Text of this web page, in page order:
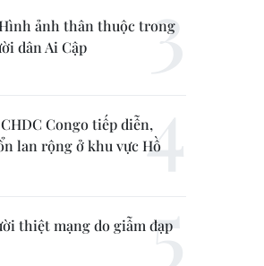
ảnh thân thuộc trong
dân Ai Cập
Congo tiếp diễn,
lan rộng ở khu vực Hồ
thiệt mạng do giẫm đạp